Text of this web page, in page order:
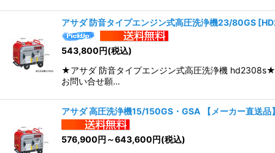
アサダ 防音タイプエンジン式高圧洗浄機23/80GS [
543,800円(税込)
★アサダ 防音タイプエンジン式高圧洗浄機 hd2308s★
お問い合せ願…
アサダ 高圧洗浄機15/150GS・GSA 【メーカー直送品
576,900円 ～643,600円(税込)